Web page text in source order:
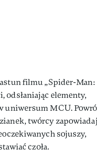
filmu „Spider-Man:
odsłaniając elementy,
uniwersum MCU.
twórcy
sojuszy,
czoła.